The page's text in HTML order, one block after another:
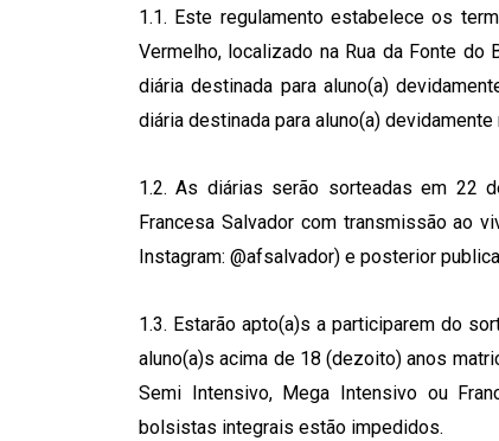
1.1. Este regulamento estabelece os
Vermelho, localizado na Rua da Fonte do
diária destinada para aluno(a)
diária destinada para aluno(a)
1.2. As diárias serão sorteadas em 22
Francesa Salvador com transmissão ao
Instagram: @afsalvador) e posterior
1.3. Estarão apto(a)s a participarem do
aluno(a)s acima de 18 (dezoito) anos
Semi Intensivo, Mega Intensivo ou
bolsistas integrais estão impedidos.